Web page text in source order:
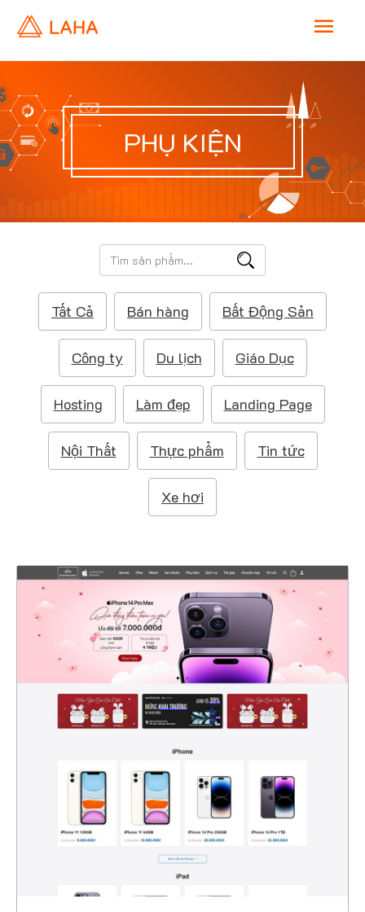
M
a
i
n
n
u
PHỤ KIỆN
T
ì
m
i
ế
m
Tất Cả Bán hàng Bất Động Sản
Công ty Du lịch Giáo Dục
Hosting Làm đẹp Landing Page
Nội Thất Thực phẩm Tin tức
Xe hơi
47377
CHI TIẾT
XEM THỰC TẾ